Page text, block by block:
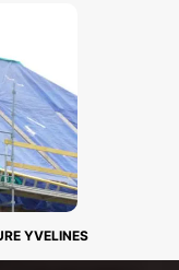
YVELINES